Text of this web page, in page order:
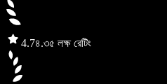
4.7৪.৩৫ লক্ষ রেটিং